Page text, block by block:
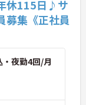
休115日♪サ
集《正社員
夜勤4回/月